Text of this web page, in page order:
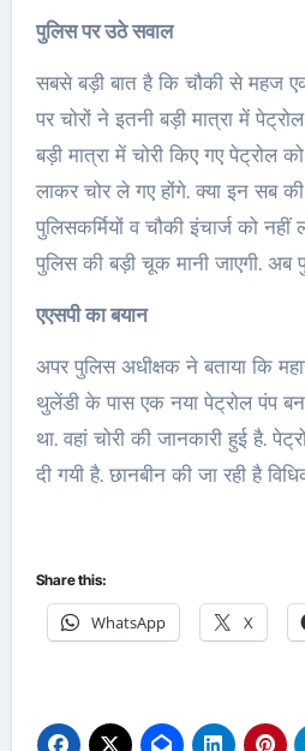
पुलिस पर उठे सवाल
सबसे बड़ी बात है कि चौकी से महज
पर चोरों ने इतनी बड़ी मात्रा में
बड़ी मात्रा में चोरी किए गए पेट्रोल
लाकर चोर ले गए होंगे. क्या इन सब
पुलिसकर्मियों व चौकी इंचार्ज को
पुलिस की बड़ी चूक मानी जाएगी.
एएसपी का बयान
अपर पुलिस अधीक्षक ने बताया कि
थुलेंडी के पास एक नया पेट्रोल पंप
था. वहां चोरी की जानकारी हुई है.
दी गयी है. छानबीन की जा रही है
Share this:
WhatsApp X